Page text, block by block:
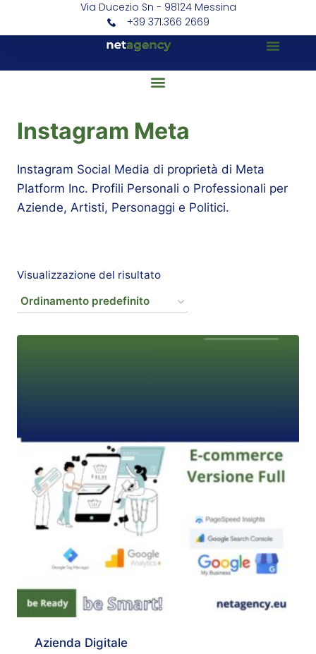
Via Ducezio Sn - 98124 Messina
+39 371.366 2669
Instagram Meta
Instagram Social Media di proprietà di Meta
Platform Inc. Profili Personali o Professionali per
Aziende, Artisti, Personaggi e Politici.
Visualizzazione del risultato
Azienda Digitale